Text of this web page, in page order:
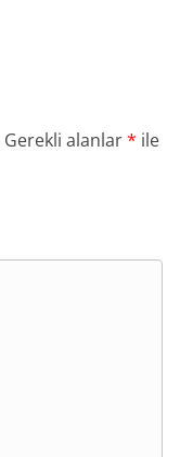
Gerekli alanlar* ile